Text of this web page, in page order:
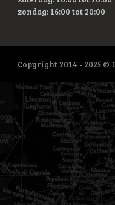
zondag: 16:00 tot 20:00
Copyright 2014 - 2025 ©